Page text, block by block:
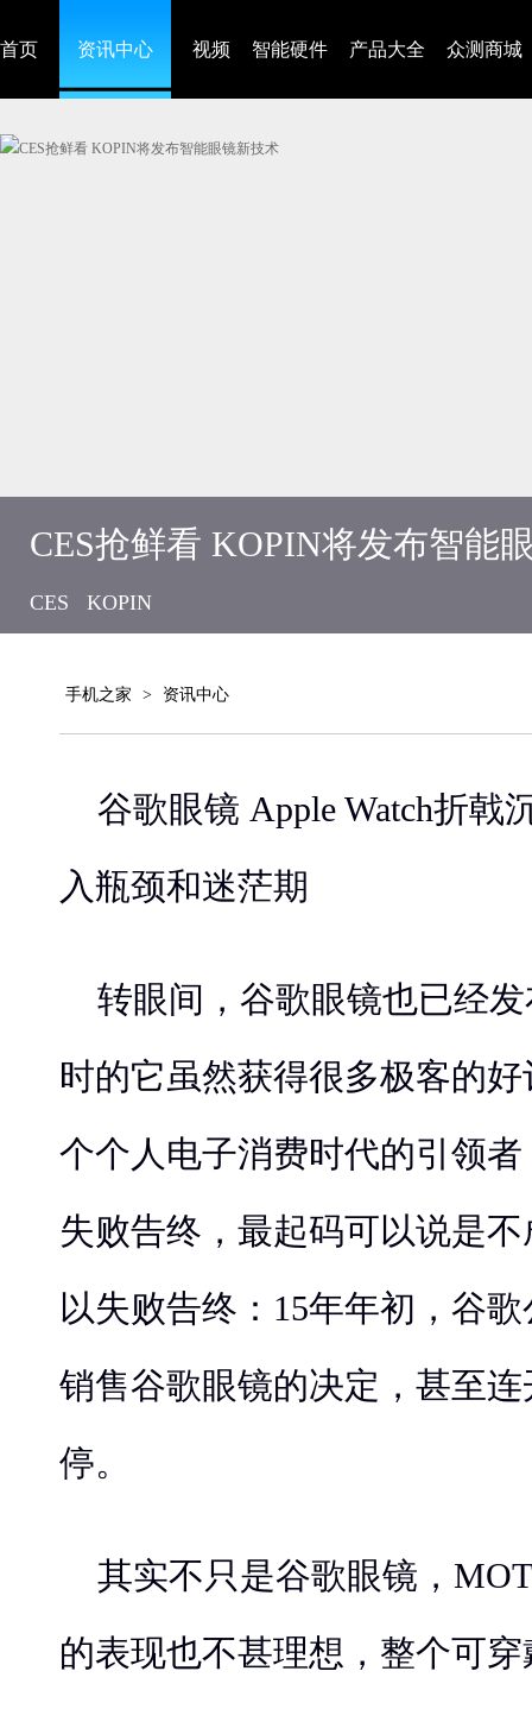
首页 资讯中心 视频 智能硬件 产品大全 众测商城
CES抢鲜看 KOPIN将发布智能
CES KOPIN
手机之家 > 资讯中心
谷歌眼镜 Apple Watch折戟
入瓶颈和迷茫期
转眼间，谷歌眼镜也已经
时的它虽然获得很多极客的
个个人电子消费时代的引领
失败告终，最起码可以说是
以失败告终：15年年初，谷
销售谷歌眼镜的决定，甚至
停。
其实不只是谷歌眼镜，
的表现也不甚理想，整个可